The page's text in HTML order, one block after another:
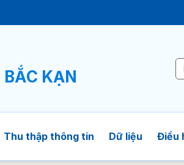
BẮC KẠN
Thu thập thông tin Dữ liệu Điều